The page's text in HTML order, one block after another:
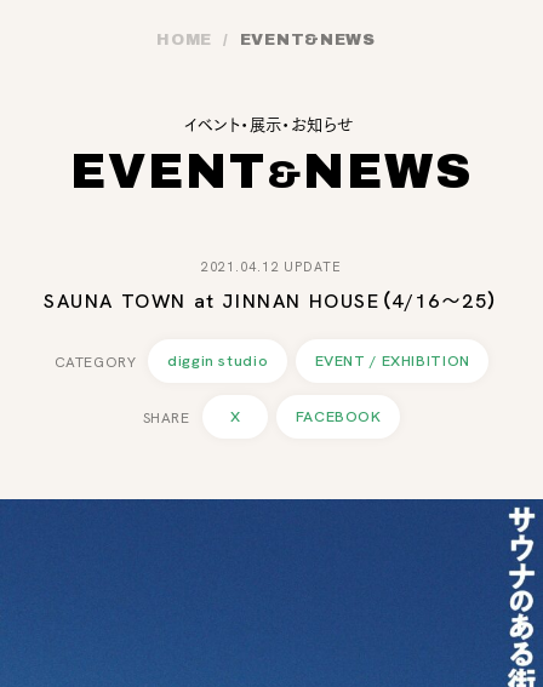
HOME EVENT& NEWS
イベント・展示・お知らせ
EVENT&NEWS
2021.04.12 UPDATE
SAUNA TOWN at JINNAN HOUSE（4/16〜25）
diggin studio EVENT / EXHIBITION
X FACEBOOK